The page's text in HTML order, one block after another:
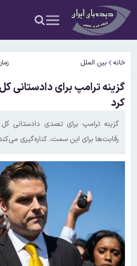
خانه بین الملل
گزینه ترامپ برای دادستانی
کرد
گزینه ترامپ برای تصدی دادستانی کل
رقابت‌ها برای این سمت، کناره‌گیری